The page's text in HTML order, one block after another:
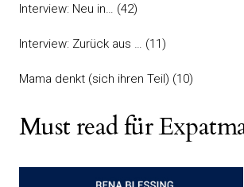
Interview: Neu in… (42)
Interview: Zurück aus … (11)
Mama denkt (sich ihren Teil) (10)
Must read für